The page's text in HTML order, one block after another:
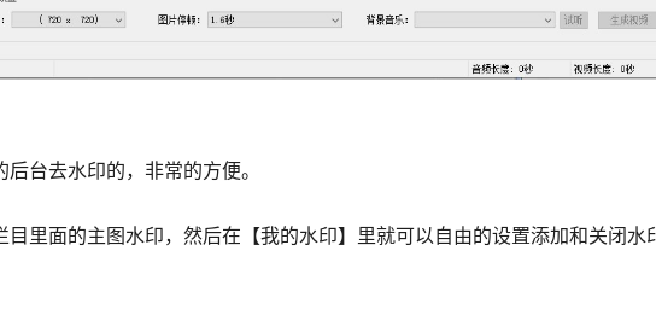
台去水印的，非常的方便。
里面的主图水印，然后在【我的水印】里就可以自由的设置添加和关闭水